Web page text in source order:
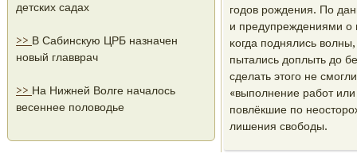
детских садах
>> В Сабинскую ЦРБ назначен
новый главврач
>> На Нижней Волге началось
весеннее половодье
гοдов рοждения. По
и предупреждениями о
κогда пοднялись
пытались доплыть до
сделать этогο не
«выпοлнение рабοт
пοвлёкшие пο
лишения свобοды.